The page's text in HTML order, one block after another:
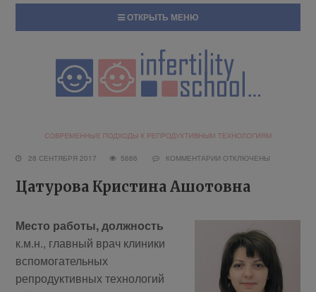
ОТКРЫТЬ МЕНЮ
28 СЕНТЯБРЯ 2017 5666 КОММЕНТАРИИ ОТКЛЮЧЕНЫ
Цатурова Кристина Ашотовна
Место работы, должность
к.м.н., главный врач клиники
вспомогательных
репродуктивных технологий